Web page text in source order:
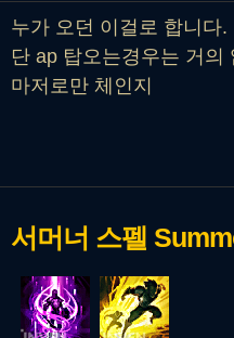
누가 오던 이걸로 합니다.
단 ap 탑오는경우는 거
마저로만 체인지
서머너 스펠